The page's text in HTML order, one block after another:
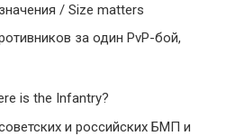
/ Size matters
за один PvP-бой,
is the Infantry?
и российских БМП и